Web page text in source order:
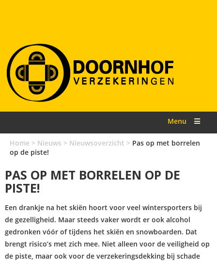
Menu
Home > Nieuws > Nieuwsoverzicht > Pas op met borrelen
op de piste!
PAS OP MET BORRELEN OP DE
PISTE!
Een drankje na het skiën hoort voor veel wintersporters bij
de gezelligheid. Maar steeds vaker wordt er ook alcohol
gedronken vóór of tijdens het skiën en snowboarden. Dat
brengt risico’s met zich mee. Niet alleen voor de veiligheid op
de piste, maar ook voor de verzekeringsdekking bij schade